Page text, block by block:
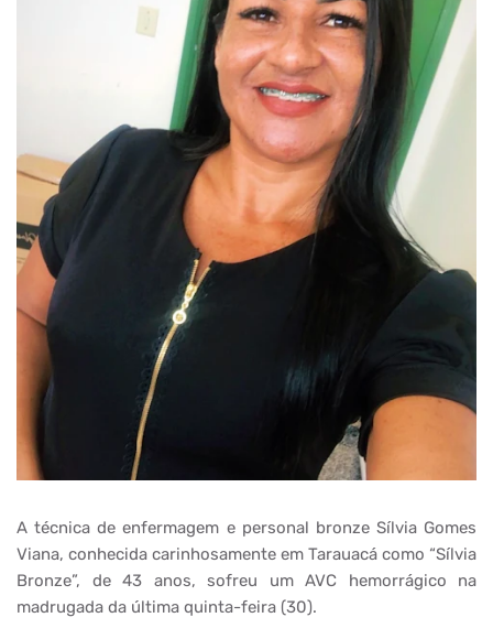
A técnica de enfermagem e personal bronze Sílvia Gomes
Viana, conhecida carinhosamente em Tarauacá como “Sílvia
Bronze”, de 43 anos, sofreu um AVC hemorrágico na
madrugada da última quinta-feira (30).